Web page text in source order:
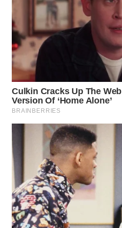
TV
WAHANANEWS
ID
WAHANANEWS
WAHANANEWS
NET
WAHANA
UMKM
WAHANA
SELEB